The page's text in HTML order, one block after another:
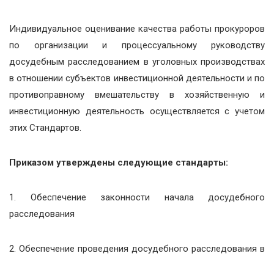
Индивидуальное оценивание качества работы прокуроров
по организации и процессуальному руководству
досудебным расследованием в уголовных производствах
в отношении субъектов инвестиционной деятельности и по
противоправному вмешательству в хозяйственную и
инвестиционную деятельность осуществляется с учетом
этих Стандартов.
Приказом утверждены следующие стандарты:
1. Обеспечение законности начала досудебного
расследования
2. Обеспечение проведения досудебного расследования в